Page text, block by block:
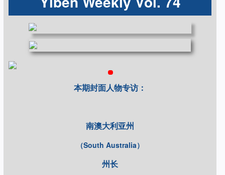
本期封面人物专访：
南澳大利亚州
（South Australia）
州长